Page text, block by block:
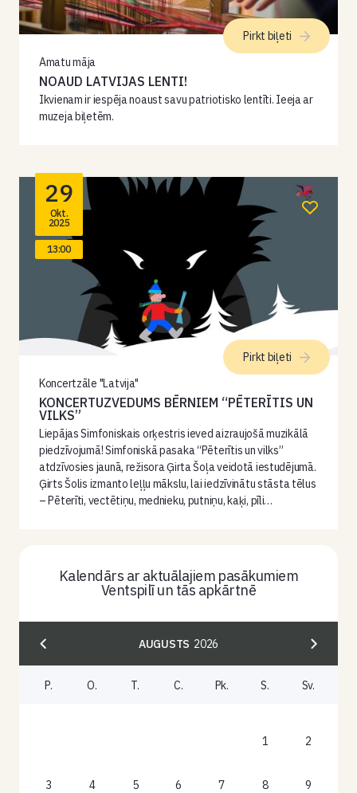
Amatu māja
NOAUD LATVIJAS LENTI!
Ikvienam ir iespēja noaust savu patriotisko lentīti. Ieeja ar
muzeja biļetēm.
Pirkt biļeti
29
Okt.
2025
13:00
Koncertzāle "Latvija"
KONCERTUZVEDUMS BĒRNIEM “PĒTERĪTIS UN
VILKS”
Liepājas Simfoniskais orķestris ieved aizraujošā muzikālā
piedzīvojumā! Simfoniskā pasaka “Pēterītis un vilks”
atdzīvosies jaunā, režisora Ģirta Šoļa veidotā iestudējumā.
Ģirts Šolis izmanto leļļu mākslu, lai iedzīvinātu stāsta tēlus
– Pēterīti, vectētiņu, mednieku, putniņu, kaķi, pīli…
Pirkt biļeti
Kalendārs ar aktuālajiem pasākumiem
Ventspilī un tās apkārtnē
AUGUSTS 2026
P. O. T. C. Pk. S. Sv.
1 2
3 4 5 6 7 8 9